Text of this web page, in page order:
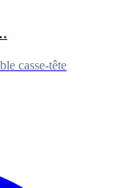
casse-tête